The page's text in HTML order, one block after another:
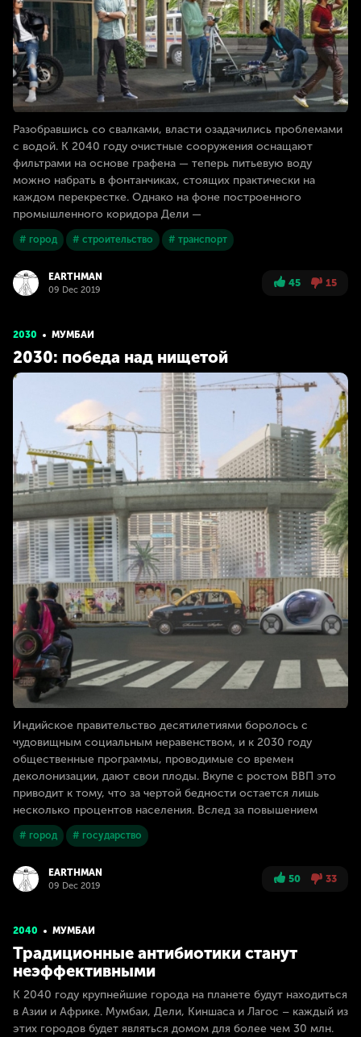
Разобравшись со свалками, власти озадачились проблемами
с водой. К 2040 году очистные сооружения оснащают
фильтрами на основе графена — теперь питьевую воду
можно набрать в фонтанчиках, стоящих практически на
каждом перекрестке. Однако на фоне построенного
промышленного коридора Дели —
# город # строительство # транспорт
EARTHMAN
09 Dec 2019
45 15
2030 МУМБАИ
2030: победа над нищетой
Индийское правительство десятилетиями боролось с
чудовищным социальным неравенством, и к 2030 году
общественные программы, проводимые со времен
деколонизации, дают свои плоды. Вкупе с ростом ВВП это
приводит к тому, что за чертой бедности остается лишь
несколько процентов населения. Вслед за повышением
# город # государство
EARTHMAN
09 Dec 2019
50 33
2040 МУМБАИ
Традиционные антибиотики станут
неэффективными
К 2040 году крупнейшие города на планете будут находиться
в Азии и Африке. Мумбаи, Дели, Киншаса и Лагос – каждый из
этих городов будет являться домом для более чем 30 млн.